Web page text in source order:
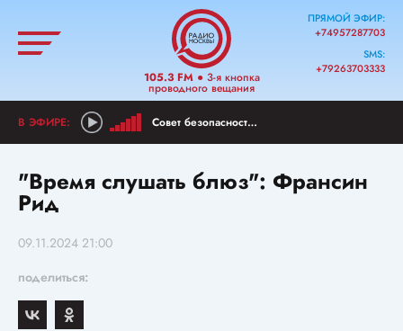
105.3 FM● 3-я кнопка
проводного вещания
ПРЯМОЙ ЭФИР:
+74957287703
SMS:
+79263703333
Совет безопасности с Игорем Швыткиным
"Время слушать блюз": Франсин
Рид
09.11.2024 21:00
поделиться: